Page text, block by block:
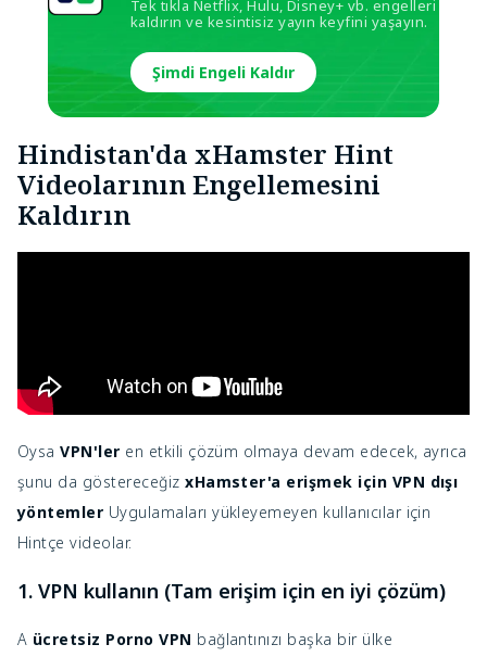
Tek tıkla Netflix, Hulu, Disney+ vb. engelleri
kaldırın ve kesintisiz yayın keyfini yaşayın.
Şimdi Engeli Kaldır
Hindistan'da xHamster Hint
Videolarının Engellemesini
Kaldırın
OysaVPN'ler en etkili çözüm olmaya devam edecek, ayrıca
şunu da göstereceğizxHamster'a erişmek için VPN dışı
yöntemler Uygulamaları yükleyemeyen kullanıcılar için
Hintçe videolar.
1. VPN kullanın (Tam erişim için en iyi çözüm)
A ücretsiz Porno VPN bağlantınızı başka bir ülke